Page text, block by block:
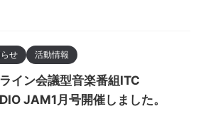
せ 活動情報
イン会議型音楽番組ITC
JAM1月号開催しました。